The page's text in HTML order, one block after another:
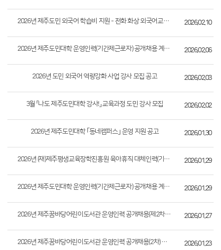
2026년 제주도민 외국어 학습비 지원 - 전화 화상 외국어교육 학습비 지원 제1기(... 2026.02.10
2026년 제주도민대학 운영인력(기간제근로자) 공개채용 계획 변경 공고 2026.02.06
2026년 도민 외국어 역량강화 사업 강사 모집 공고 2026.02.03
3월 「나도 제주도민대학 강사!」 교육과정 도민 강사 모집 2026.02.02
2026년 제주도민대학 ｢동네캠퍼스｣ 운영 지원 공고 2026.01.30
2026년 (재)제주평생교육장학진흥원 육아휴직 대체인력(기간제 근로자) 공개채용 계획 공고 2026.01.29
2026년 제주도민대학 운영인력(기간제근로자) 공개채용 계획 공고 2026.01.29
2026년 제주꿈바당어린이도서관 운영인력 공개채용(제2차) 최종 합격자 발표 및 임용... 2026.01.27
2026년 제주꿈바당어린이도서관 운영인력 공개채용(2차) 서류전형 합격자 발표 2026.01.23